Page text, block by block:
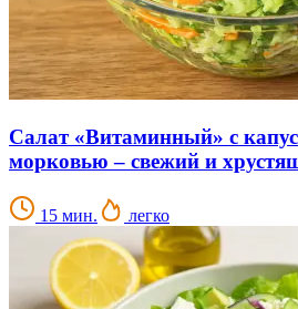
Салат «Витаминный» с
морковью – свежий и
15 мин. легко